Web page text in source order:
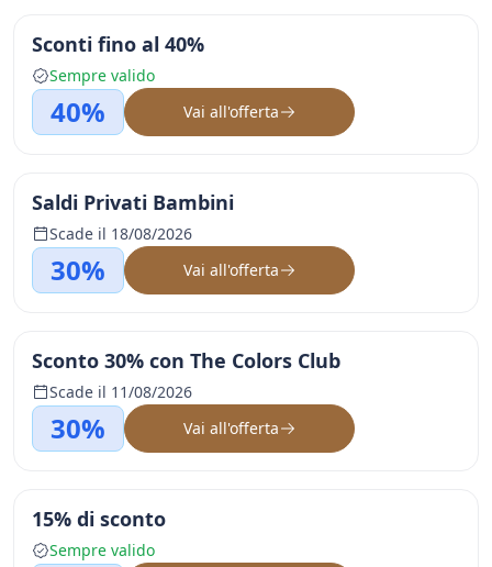
Sconti fino al 40%
Sempre valido
40% Vai all'offerta
Saldi Privati Bambini
Scade il 18/08/2026
30% Vai all'offerta
Sconto 30% con The Colors Club
Scade il 11/08/2026
30% Vai all'offerta
15% di sconto
Sempre valido